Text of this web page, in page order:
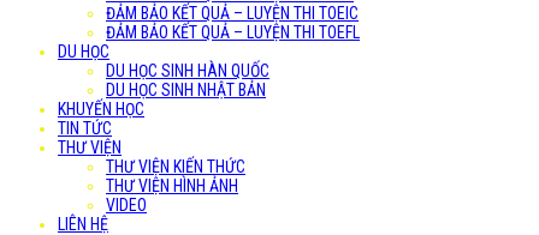
ĐẢM BẢO KẾT QUẢ – LUYỆN THI TOEIC
ĐẢM BẢO KẾT QUẢ – LUYỆN THI TOEFL
DU HỌC
DU HỌC SINH HÀN QUỐC
DU HỌC SINH NHẬT BẢN
KHUYẾN HỌC
TIN TỨC
THƯ VIỆN
THƯ VIỆN KIẾN THỨC
THƯ VIỆN HÌNH ẢNH
VIDEO
LIÊN HỆ